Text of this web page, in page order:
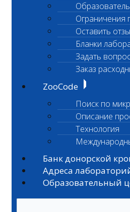
Ограничения
Оставить
Бланки
Задать
Заказ
ZooCode
Поиск по
Описание
Технология
Банк донорской
Адреса
Образовательный